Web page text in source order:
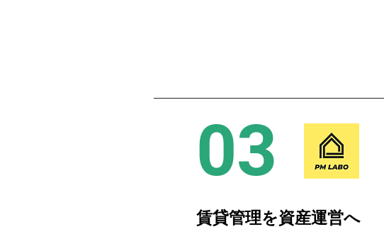
03
賃貸管理を資産運営へ